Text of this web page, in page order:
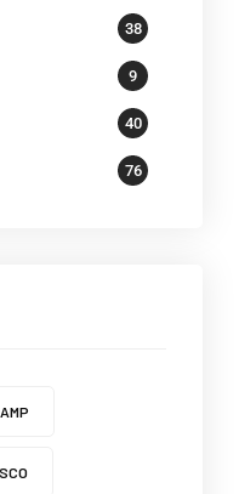
38
9
40
76